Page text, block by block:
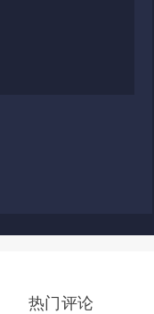
热门评论